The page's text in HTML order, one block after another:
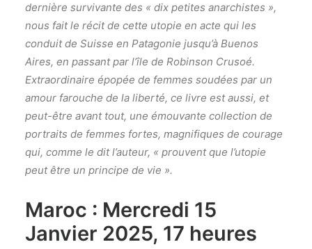
dernière survivante des « dix petites anarchistes »,
nous fait le récit de cette utopie en acte qui les
conduit de Suisse en Patagonie jusqu’à Buenos
Aires, en passant par l’île de Robinson Crusoé.
Extraordinaire épopée de femmes soudées par un
amour farouche de la liberté, ce livre est aussi, et
peut-être avant tout, une émouvante collection de
portraits de femmes fortes, magnifiques de courage
qui, comme le dit l’auteur, « prouvent que l’utopie
peut être un principe de vie ».
Maroc : Mercredi 15
Janvier 2025, 17 heures